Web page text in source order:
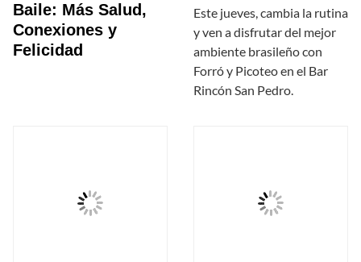
Baile: Más Salud,
Conexiones y
Felicidad
Este jueves, cambia la rutina
y ven a disfrutar del mejor
ambiente brasileño con
Forró y Picoteo en el Bar
Rincón San Pedro.